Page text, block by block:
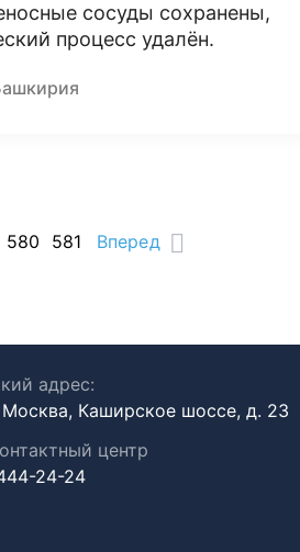
сосуды сохранены,
процесс удалён.
580 581 Вперед
адрес:
Москва, Каширское шоссе, д. 23
центр
24-24